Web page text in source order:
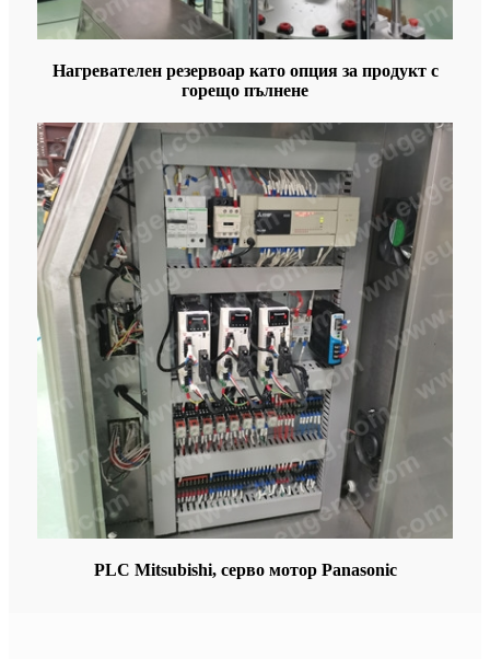
Нагревателен резервоар като опция за продукт с
горещо пълнене
PLC Mitsubishi, серво мотор Panasonic